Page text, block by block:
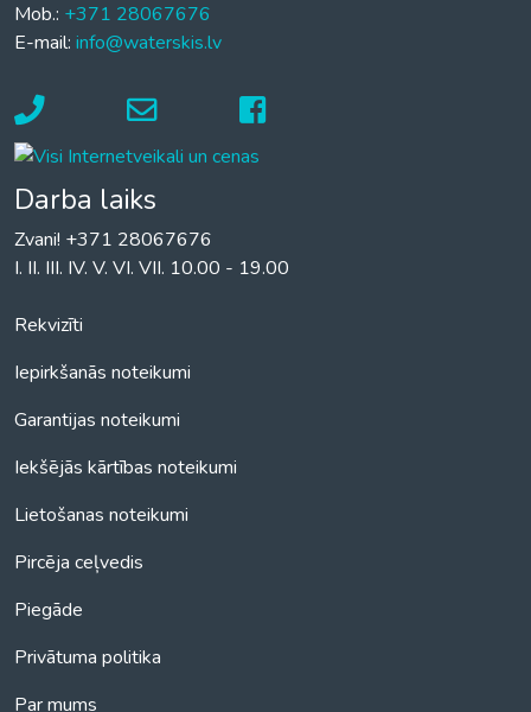
Mob.: +371 28067676
E-mail: info@waterskis.lv
Darba laiks
Zvani! +371 28067676
I. II. III. IV. V. VI. VII. 10.00 - 19.00
Rekvizīti
Iepirkšanās noteikumi
Garantijas noteikumi
Iekšējās kārtības noteikumi
Lietošanas noteikumi
Pircēja ceļvedis
Piegāde
Privātuma politika
Par mums